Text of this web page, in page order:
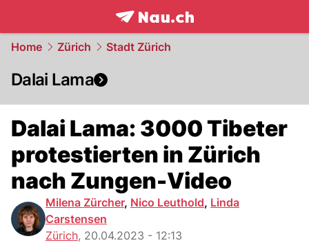
frontpage.NAU.ch
Home Zürich Stadt Zürich
Dalai Lama
Dalai Lama: 3000 Tibeter
protestierten in Zürich
nach Zungen-Video
Milena Zürcher, Nico Leuthold, Linda
Carstensen
Zürich, 20.04.2023 - 12:13